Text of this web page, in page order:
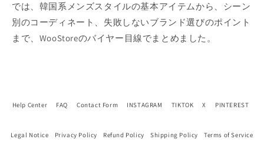
では、韓国系メンズスタイルの基本アイテムから、シーン
別のコーディネート、失敗しないブランド選びのポイント
まで、WooStoreのバイヤー目線でまとめました。
Help Center FAQ Contact Form INSTAGRAM TIKTOK X PINTEREST
Legal Notice Privacy Policy Refund Policy Shipping Policy Terms of Service